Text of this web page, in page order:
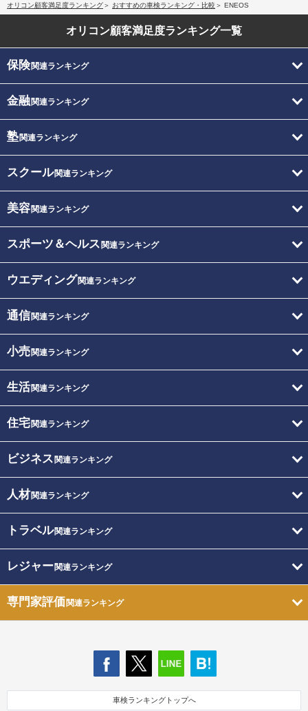
オリコン顧客満足度ランキング おすすめの車検ランキング・比較 ENEOS
オリコン顧客満足度ランキング一覧
保険関連ランキング
金融関連ランキング
塾関連ランキング
スクール関連ランキング
美容関連ランキング
スポーツ＆ヘルス 関連ランキング
ウエディング関連ランキング
通信関連ランキング
小売関連ランキング
生活関連ランキング
住宅関連ランキング
ビジネス 関連ランキング
人材関連ランキング
トラベル関連ランキング
レジャー関連ランキング
専門家評価関連ランキング
車検ランキングトップへ